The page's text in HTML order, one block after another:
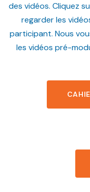
des vidéos. Cliquez
regarder les
participant. Nous
les vidéos pré-